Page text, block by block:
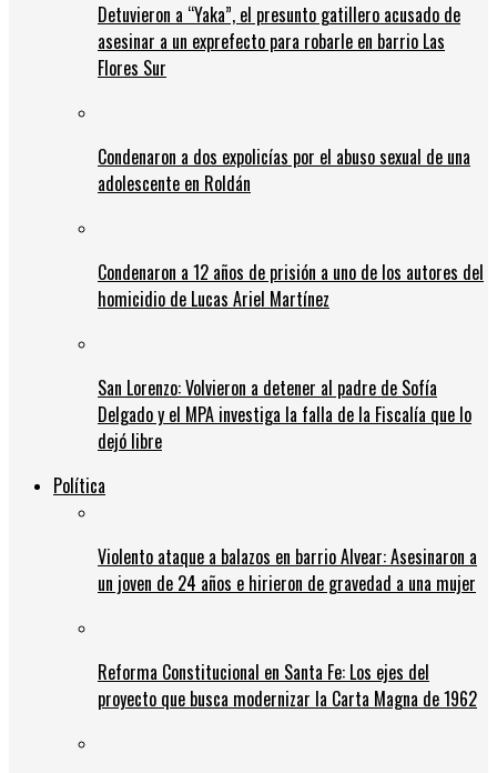
Detuvieron a “Yaka”, el presunto gatillero acusado de
asesinar a un exprefecto para robarle en barrio Las
Flores Sur
Condenaron a dos expolicías por el abuso sexual de una
adolescente en Roldán
Condenaron a 12 años de prisión a uno de los autores del
homicidio de Lucas Ariel Martínez
San Lorenzo: Volvieron a detener al padre de Sofía
Delgado y el MPA investiga la falla de la Fiscalía que lo
dejó libre
Política
Violento ataque a balazos en barrio Alvear: Asesinaron a
un joven de 24 años e hirieron de gravedad a una mujer
Reforma Constitucional en Santa Fe: Los ejes del
proyecto que busca modernizar la Carta Magna de 1962